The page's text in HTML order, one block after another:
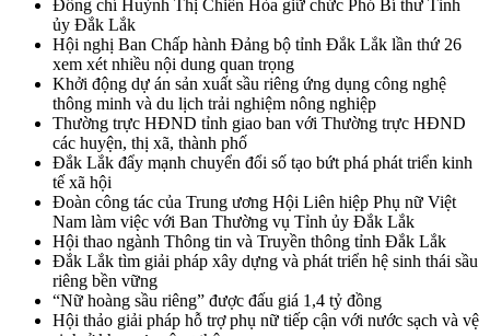
Đồng chí Huỳnh Thị Chiến Hòa giữ chức Phó Bí thư Tỉnh
ủy Đắk Lắk
Hội nghị Ban Chấp hành Đảng bộ tỉnh Đắk Lắk lần thứ 26
xem xét nhiều nội dung quan trọng
Khởi động dự án sản xuất sầu riêng ứng dụng công nghệ
thông minh và du lịch trải nghiệm nông nghiệp
Thường trực HĐND tỉnh giao ban với Thường trực HĐND
các huyện, thị xã, thành phố
Đắk Lắk đẩy mạnh chuyển đổi số tạo bứt phá phát triển kinh
tế xã hội
Đoàn công tác của Trung ương Hội Liên hiệp Phụ nữ Việt
Nam làm việc với Ban Thường vụ Tỉnh ủy Đắk Lắk
Hội thao ngành Thông tin và Truyền thông tỉnh Đắk Lắk
Đắk Lắk tìm giải pháp xây dựng và phát triển hệ sinh thái sầu
riêng bền vững
“Nữ hoàng sầu riêng” được đấu giá 1,4 tỷ đồng
Hội thảo giải pháp hỗ trợ phụ nữ tiếp cận với nước sạch và vệ